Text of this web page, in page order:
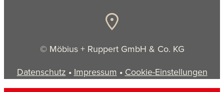
© Möbius + Ruppert GmbH & Co. KG
Datenschutz • Impressum • Cookie-Einstellungen